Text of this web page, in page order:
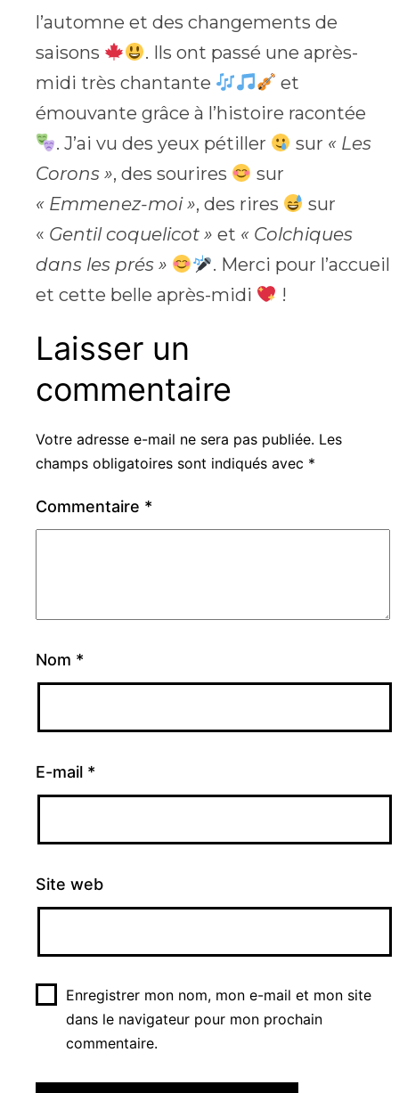
l’automne et des changements de
saisons
. Ils ont passé une après-
midi très chantante
et
émouvante grâce à l’histoire racontée
. J’ai vu des yeux pétiller
sur « Les
Corons », des sourires
sur
« Emmenez-moi », des rires
sur
« Gentil coquelicot » et « Colchiques
dans les prés »
. Merci pour l’accueil
et cette belle après-midi
!
Laisser un
commentaire
Votre adresse e-mail ne sera pas publiée. Les
champs obligatoires sont indiqués avec *
Commentaire *
Nom *
E-mail *
Site web
Enregistrer mon nom, mon e-mail et mon site
dans le navigateur pour mon prochain
commentaire.